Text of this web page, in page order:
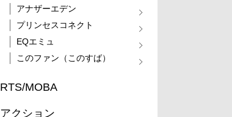
アナザーエデン
プリンセスコネクト
EQエミュ
このファン（このすば）
RTS/MOBA
アクション